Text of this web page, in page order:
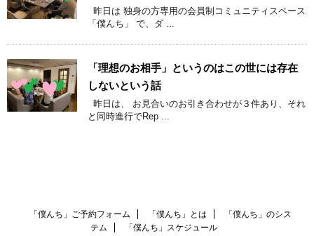
昨日は 独身の方専用の会員制コミュニティスペース
「僕んち」 で、ダ ...
「理想のお相手」というのはこの世には存在
しないという話
昨日は、 お見合いのお引き合わせが３件あり、それ
と同時進行でRep ...
「僕んち」ご予約フォーム 「僕んち」とは
「僕んち」のシス
テム
「僕んち」スケジュール